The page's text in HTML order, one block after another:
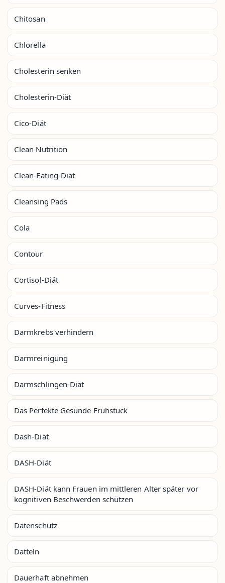
Chitosan
Chlorella
Cholesterin senken
Cholesterin-Diät
Cico-Diät
Clean Nutrition
Clean-Eating-Diät
Cleansing Pads
Cola
Contour
Cortisol-Diät
Curves-Fitness
Darmkrebs verhindern
Darmreinigung
Darmschlingen-Diät
Das Perfekte Gesunde Frühstück
Dash-Diät
DASH-Diät
DASH-Diät kann Frauen im mittleren Alter später vor
kognitiven Beschwerden schützen
Datenschutz
Datteln
Dauerhaft abnehmen